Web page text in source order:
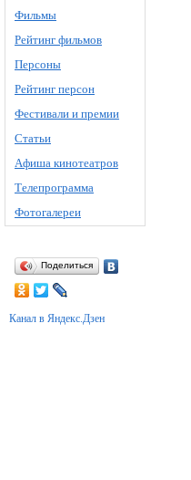
Фильмы
Рейтинг фильмов
Персоны
Рейтинг персон
Фестивали и премии
Статьи
Афиша кинотеатров
Телепрограмма
Фотогалереи
Поделиться
Канал в Яндекс.Дзен